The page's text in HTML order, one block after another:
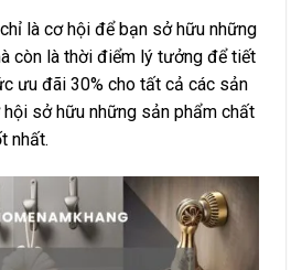
là cơ hội để bạn sở hữu những
còn là thời điểm lý tưởng để tiết
ưu đãi 30% cho tất cả các sản
sở hữu những sản phẩm chất
nhất.